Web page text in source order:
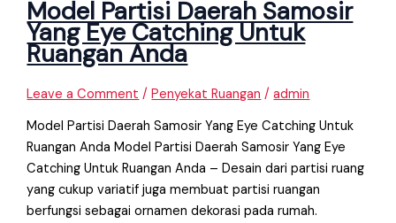
Model Partisi Daerah Samosir
Yang Eye Catching Untuk
Ruangan Anda
Leave a Comment /Penyekat Ruangan /admin
Model Partisi Daerah Samosir Yang Eye Catching Untuk
Ruangan Anda Model Partisi Daerah Samosir Yang Eye
Catching Untuk Ruangan Anda – Desain dari partisi ruang
yang cukup variatif juga membuat partisi ruangan
berfungsi sebagai ornamen dekorasi pada rumah.